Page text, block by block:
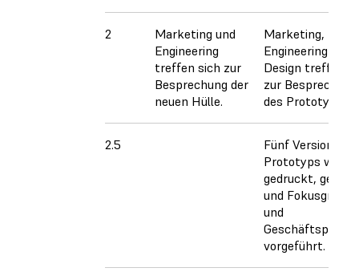
2
Marketing und
Engineering
treffen sich zur
Besprechung der
neuen Hülle.
Marketing,
Engineering und
Design treffen
zur Besprechung
des Prototyps.
2.5
Fünf Versionen
Prototyps
gedruckt,
und
und
vorgeführt.